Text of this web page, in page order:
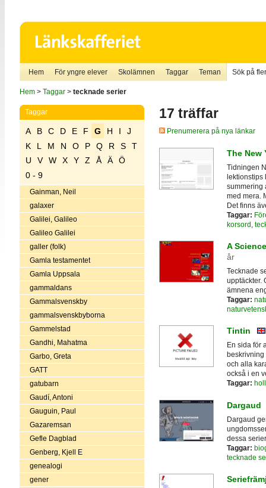
Hem För yngre elever Skolämnen Taggar Teman Sök på
Hem> Taggar> tecknade serier
Taggar
A B C D E F G H I
J
K
L M N O P Q R S
T
U
V W X Y Z Å Ä
Ö
0 - 9
Gainman, Neil
galaxer
Galilei, Galileo
Galileo Galilei
galler (folk)
Gamla testamentet
Gamla Uppsala
gammaldans
Gammalsvenskby
gammalsvenskbyborna
Gammelstad
Gandhi, Mahatma
Garbo, Greta
GATT
gatubarn
Gaudí, Antoni
Gauguin, Paul
Gazaremsan
Gefle Dagblad
Genberg, Kjell E
genealogi
gener
17 träffar
Prenumerera på nya länkar
The New
Tidningen
lektionstips
summering
med mera.
Det finns
Taggar:
korsord
A
år
Tecknade
upptäckter.
ämnena
Taggar:
Tintin
En sida för
och alla
också i en
Taggar:
Dargaud
Dargaud
dessa
Taggar:
tecknade